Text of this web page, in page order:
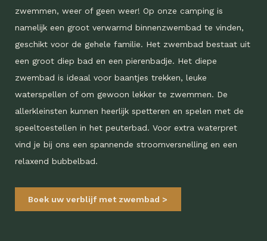
zwemmen, weer of geen weer! Op onze camping is
namelijk een groot verwarmd binnenzwembad te vinden,
geschikt voor de gehele familie. Het zwembad bestaat uit
een groot diep bad en een pierenbadje. Het diepe
zwembad is ideaal voor baantjes trekken, leuke
waterspellen of om gewoon lekker te zwemmen. De
allerkleinsten kunnen heerlijk spetteren en spelen met de
speeltoestellen in het peuterbad. Voor extra waterpret
vind je bij ons een spannende stroomversnelling en een
relaxend bubbelbad.
Boek uw verblijf met zwembad